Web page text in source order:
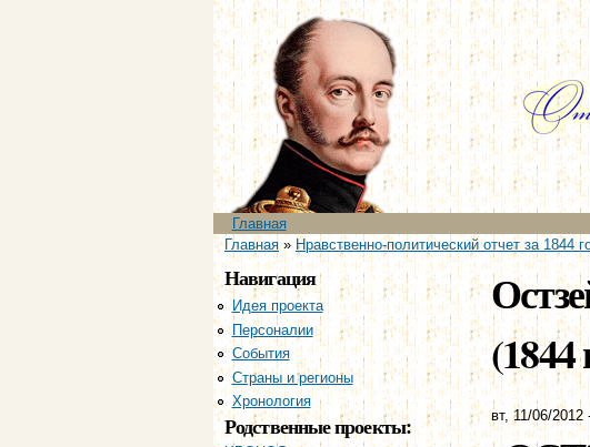
Главное меню
Главная
Вы здесь
Главная» Нравственно-политический отчет за 1844
Навигация
Идея проекта
Персоналии
События
Страны и регионы
Хронология
Родственные проекты:
(1844
вт, 11/06/2012